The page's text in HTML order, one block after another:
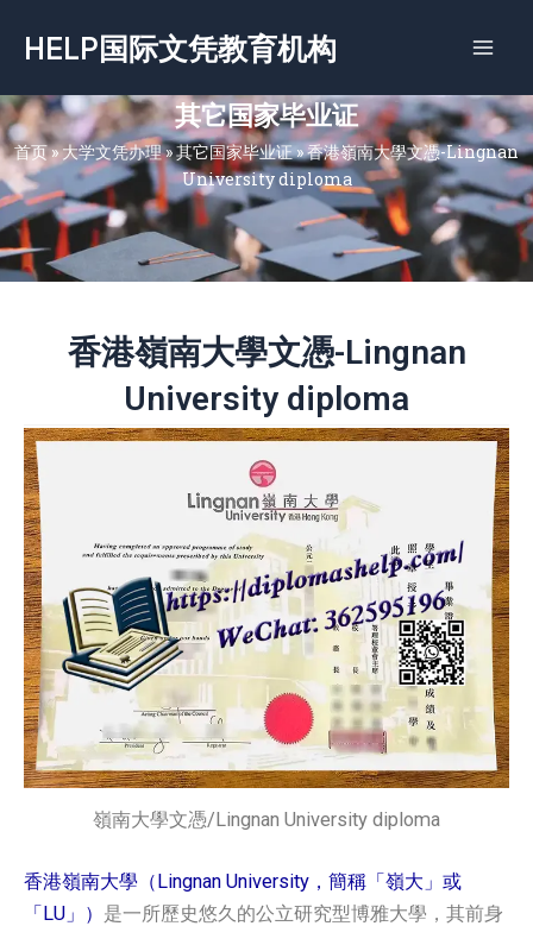
容
HELP国际文凭教育机构
其它国家毕业证
首页»大学文凭办理»其它国家毕业证»香港嶺南大學文憑-Lingnan
University diploma
香港嶺南大學文憑-Lingnan
University diploma
嶺南大學文憑/Lingnan University diploma
香港嶺南大學（Lingnan University，簡稱「嶺大」或
「LU」） 是一所歷史悠久的公立研究型博雅大學，其前身